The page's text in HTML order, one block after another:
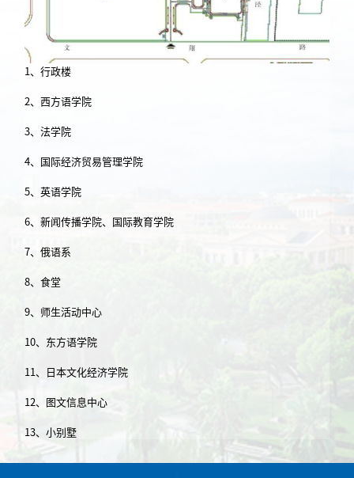
1、行政楼
2、西方语学院
3、法学院
4、国际经济贸易管理学院
5、英语学院
6、新闻传播学院、国际教育学院
7、俄语系
8、食堂
9、师生活动中心
10、东方语学院
11、日本文化经济学院
12、图文信息中心
13、小别墅